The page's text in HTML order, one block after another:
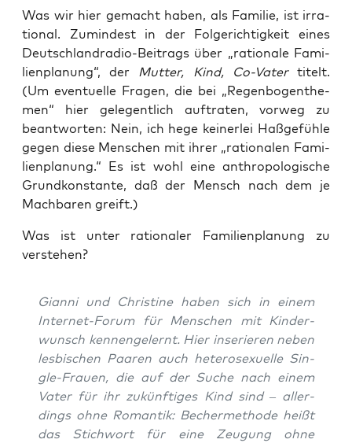
Was wir hier gemacht haben, als Fami­lie, ist irra­
tio­nal. Zumin­dest in der Fol­ge­rich­tig­keit eines
Deutsch­land­ra­dio-Bei­trags über „ratio­na­le Fami­
li­en­pla­nung“, der Mut­ter, Kind, Co-Vatertitelt.
(Um even­tu­el­le Fra­gen, die bei „Regen­bo­gen­the­
men“ hier gele­gent­lich auf­tra­ten, vor­weg zu
beant­wor­ten: Nein, ich hege kei­ner­lei Haß­ge­füh­le
gegen die­se Men­schen mit ihrer „ratio­na­len Fami­
li­en­pla­nung.“ Es ist wohl eine anthro­po­lo­gi­sche
Grund­kon­stan­te, daß der Mensch nach dem je
Mach­ba­ren greift.)
Was ist unter ratio­na­ler Fami­li­en­pla­nung zu
verstehen?
Gian­ni und Chris­ti­ne haben sich in einem
Inter­net-Forum für Men­schen mit Kin­der­
wunsch ken­nen­ge­lernt. Hier inse­rie­ren neben
les­bi­schen Paa­ren auch hete­ro­se­xu­el­le Sin­
gle-Frau­en, die auf der Suche nach einem
Vater für ihr zukünf­ti­ges Kind sind – aller­
dings ohne Roman­tik: Becher­me­tho­de heißt
das Stich­wort für eine Zeu­gung ohne